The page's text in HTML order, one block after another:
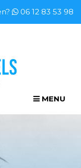
06 12 83 53 98
MENU